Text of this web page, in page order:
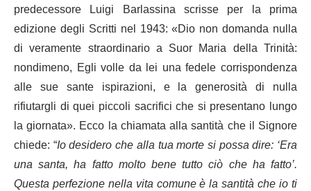
predecessore Luigi Barlassina scrisse per la prima
edizione degli Scritti nel 1943: «Dio non domanda nulla
di veramente straordinario a Suor Maria della Trinità:
nondimeno, Egli volle da lei una fedele corrispondenza
alle sue sante ispirazioni, e la generosità di nulla
rifiutargli di quei piccoli sacrifici che si presentano lungo
la giornata». Ecco la chiamata alla santità che il Signore
chiede: “Io desidero che alla tua morte si possa dire: ‘Era
una santa, ha fatto molto bene tutto ciò che ha fatto’.
Questa perfezione nella vita comune è la santità che io ti